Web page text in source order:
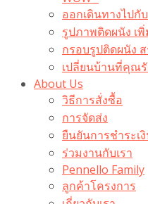
ออกเดินทางไปกั
รูปภาพติดผนัง เ
กรอบรูปติดผนัง
เปลี่ยนบ้านที่คุณ
About Us
วิธีการสั่งซื้อ
การจัดส่ง
ยืนยันการชำระเ
ร่วมงานกับเรา
Pennello Family
ลูกค้าโครงการ